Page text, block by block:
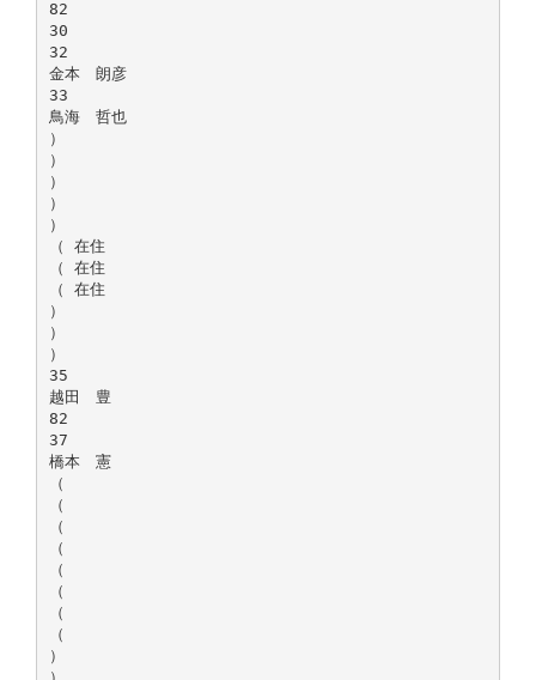
82
30
32
金本 朗彦
33
鳥海 哲也
）
）
）
）
）
（ 在住
（ 在住
（ 在住
）
）
）
35
越田 豊
82
37
橋本 憲
（
（
（
（
（
（
（
（
）
）